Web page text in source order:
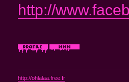
http://
http://ohlalaa.free.fr